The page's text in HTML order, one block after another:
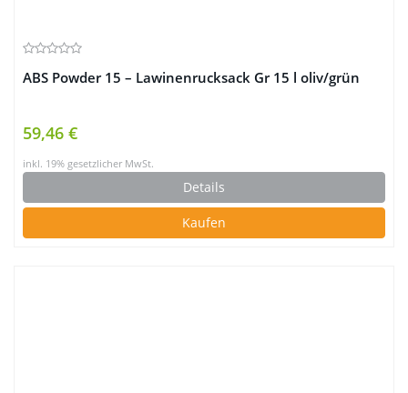
ABS Powder 15 – Lawinenrucksack Gr 15 l oliv/grün
59,46 €
inkl. 19% gesetzlicher MwSt.
Details
Kaufen